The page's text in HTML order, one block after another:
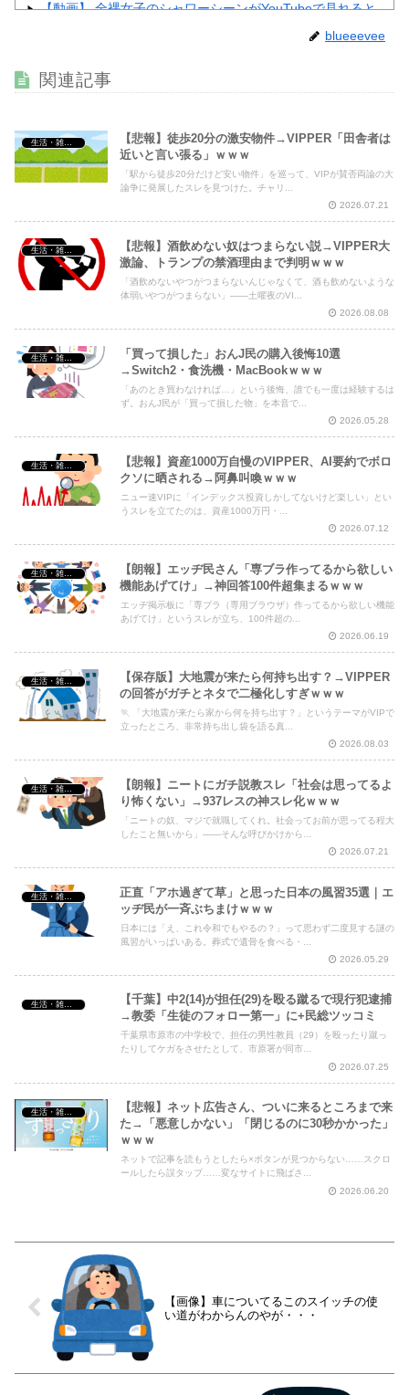
【動画】 全裸女子のシャワーシーンがYouTubeで見れると
NEW!
エ□すぎるｗｗｗｗｗｗ
Powered by livedoor 相互RSS
blueeevee
関連記事
生活・雑談・恋愛
【悲報】徒歩20分の激安物件→VIPPER「田舎者は
近いと言い張る」ｗｗｗ
「駅から徒歩20分だけど安い物件」を巡って、VIPが賛否両論の大
論争に発展したスレを見つけた。チャリ...
2026.07.21
生活・雑談・恋愛
【悲報】酒飲めない奴はつまらない説→VIPPER大
激論、トランプの禁酒理由まで判明ｗｗｗ
「酒飲めないやつがつまらないんじゃなくて、酒も飲めないような
体弱いやつがつまらない」――土曜夜のVI...
2026.08.08
生活・雑談・恋愛
「買って損した」おんJ民の購入後悔10選
→Switch2・食洗機・MacBookｗｗｗ
「あのとき買わなければ…」という後悔、誰でも一度は経験するは
ず。おんJ民が「買って損した物」を本音で...
2026.05.28
生活・雑談・恋愛
【悲報】資産1000万自慢のVIPPER、AI要約でボロ
クソに晒される→阿鼻叫喚ｗｗｗ
ニュー速VIPに「インデックス投資しかしてないけど楽しい」とい
うスレを立てたのは、資産1000万円・...
2026.07.12
【朗報】エッヂ民さん「専ブラ作ってるから欲しい
機能あげてけ」→神回答100件超集まるｗｗｗ
エッヂ掲示板に「専ブラ（専用ブラウザ）作ってるから欲しい機能
あげてけ」というスレが立ち、100件超の...
2026.06.19
【保存版】大地震が来たら何持ち出す？→VIPPER
の回答がガチとネタで二極化しすぎｗｗｗ
🏃 「大地震が来たら家から何を持ち出す？」というテーマがVIPで
立ったところ、非常持ち出し袋を語る真...
2026.08.03
【朗報】ニートにガチ説教スレ「社会は思ってるよ
り怖くない」→937レスの神スレ化ｗｗｗ
「ニートの奴、マジで就職してくれ。社会ってお前が思ってる程大
したこと無いから」——そんな呼びかけから...
2026.07.21
正直「アホ過ぎて草」と思った日本の風習35選｜エ
ッヂ民が一斉ぶちまけｗｗｗ
日本には「え、これ令和でもやるの？」って思わず二度見する謎の
風習がいっぱいある。葬式で遺骨を食べる・...
2026.05.29
【千葉】中2(14)が担任(29)を殴る蹴るで現行犯逮捕
→教委「生徒のフォロー第一」に+民総ツッコミ
千葉県市原市の中学校で、担任の男性教員（29）を殴ったり蹴っ
たりしてケガをさせたとして、市原署が同市...
2026.07.25
【悲報】ネット広告さん、ついに来るところまで来
た→「悪意しかない」「閉じるのに30秒かかった」
ｗｗｗ
ネットで記事を読もうとしたら×ボタンが見つからない……スクロ
ールしたら誤タップ……変なサイトに飛ばさ...
2026.06.20
【画像】車についてるこのスイッチの使
い道がわからんのやが・・・